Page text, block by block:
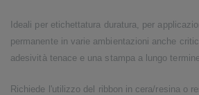
Ideali per etichettatura duratura, per
permanente in varie ambientazioni anche
adesività tenace e una stampa a lungo
Richiede l'utilizzo del ribbon in cera/resina o